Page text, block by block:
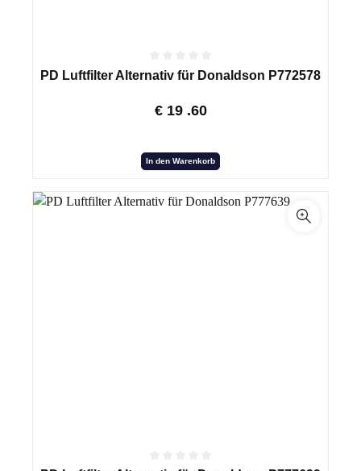
PD Luftfilter Alternativ für Donaldson P772578
€ 19 .60
In den Warenkorb